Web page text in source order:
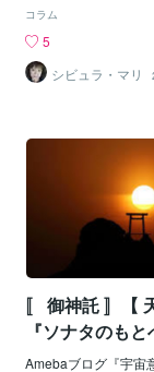
コラム
5
シビュラ・マリ
〚 御神託 〛【
『ソナタのも
るゆへ』「浄
Amebaブログ『宇宙